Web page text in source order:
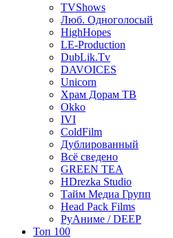
TVShows
Люб. Одноголосый
HighHopes
LE-Production
DubLik.Tv
DAVOICES
Unicorn
Храм Дорам ТВ
Okko
IVI
ColdFilm
Дублированный
Всё сведено
GREEN TEA
HDrezka Studio
Тайм Медиа Групп
Head Pack Films
РуАниме / DEEP
Топ 100